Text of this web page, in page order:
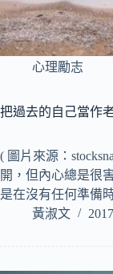
心理勵志
把過去的自己當作
( 圖片來源：
開，但內心總是很
是在沒有任何準備
黃淑文